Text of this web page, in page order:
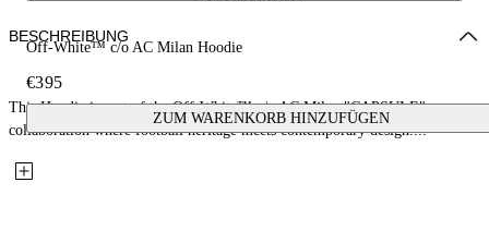
Off-White™ c/o AC Milan Hoodie
€395
ZUM WARENKORB HINZUFÜGEN
BESCHREIBUNG
This Hoodie is part of the Off-White™ c/o AC Milan "CAPSULE": a
collaboration where football heritage meets contemporary design....